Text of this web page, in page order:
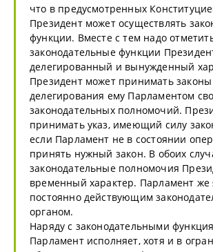
что в предусмотренных
Президент может осуществлять
функции. Вместе с тем надо
законодательные функции
делегированный и вынужденный
Президент может принимать законы
делегирования ему Парламентом
законодательных полномочий.
принимать указ, имеющий силу
если Парламент не в состоянии
принять нужный закон. В обоих
законодательные полномочия
временный характер. Парламент же
постоянно действующим
органом.
Наряду с законодательными
Парламент исполняет, хотя и в